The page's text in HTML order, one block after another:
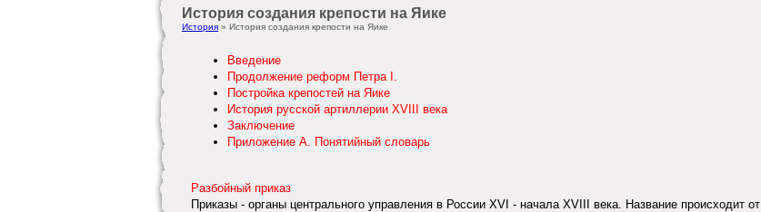
История создания крепости на Яике
История » История создания крепости на Яике
Введение
Продолжение реформ Петра I.
Постройка крепостей на Яике
История русской артиллерии XVIII века
Заключение
Приложение А. Понятийный словарь
Разбойный приказ
Приказы - органы центрального управления в России ХVI - начала XVIII века. Название происходит от